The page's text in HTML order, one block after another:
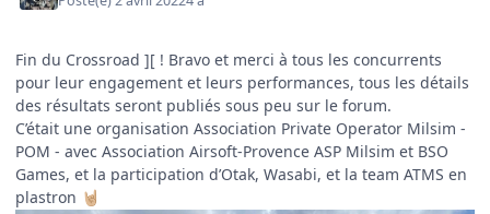
Fin du Crossroad ][ ! Bravo et merci à tous les concurrents
pour leur engagement et leurs performances, tous les détails
des résultats seront publiés sous peu sur le forum.
C’était une organisation Association Private Operator Milsim -
POM - avec Association Airsoft-Provence ASP Milsim et BSO
Games, et la participation d’Otak, Wasabi, et la team ATMS en
plastron 🤘🏼